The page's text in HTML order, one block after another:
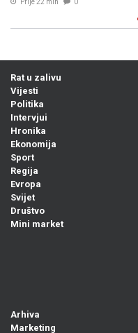
Rat u zalivu
Vijesti
Politika
Intervjui
Hronika
Ekonomija
Sport
Regija
Evropa
Svijet
Društvo
Mini market
Arhiva
Marketing